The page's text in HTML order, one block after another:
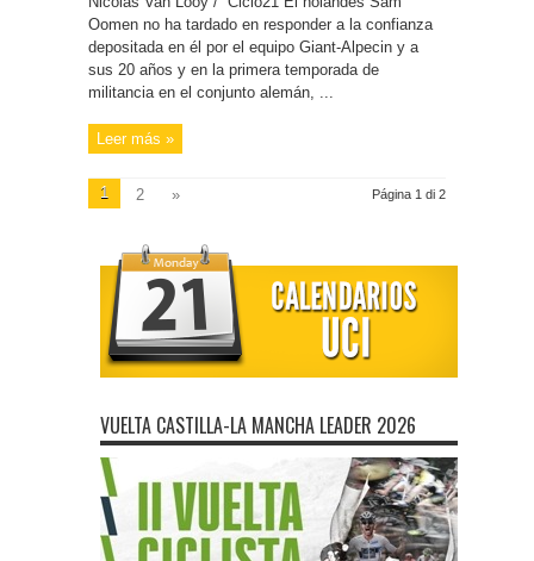
Oomen no ha tardado en responder a la confianza
depositada en él por el equipo Giant-Alpecin y a
sus 20 años y en la primera temporada de
militancia en el conjunto alemán, ...
Leer más »
Página 1 di 2
1 2 »
VUELTA CASTILLA-LA MANCHA LEADER 2026